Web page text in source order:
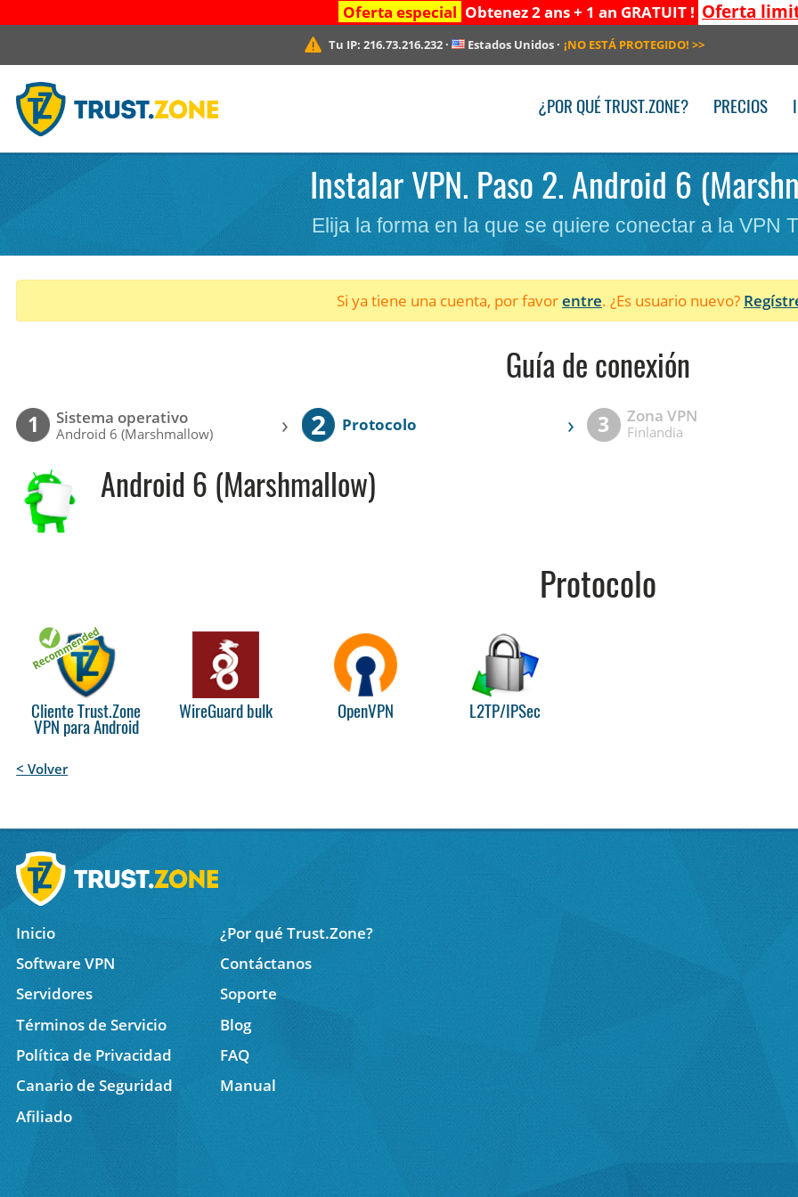
Oferta especial Obtenez 2 ans + 1 an GRATUIT ! Oferta
Tu IP: 216.73.216.232· Estados Unidos· ¡NO ESTÁ PROTEGIDO! >>
¿POR QUÉ TRUST.ZONE? PRECIOS
Instalar VPN. Paso 2. Android 6
Elija la forma en la que se quiere conectar a la VPN
Si ya tiene una cuenta, por favorentre. ¿Es usuario nuevo?
Guía de conexión
1 Sistema operativo
Android 6 (Marshmallow) › 2 Protocolo › 3 Zona VPN
Finlandia
Android 6 (Marshmallow)
Protocolo
Cliente Trust.Zone
VPN para Android
WireGuard bulk OpenVPN L2TP/IPSec
< Volver
Inicio
¿Por qué Trust.Zone?
Software VPN
Contáctanos
Servidores
Soporte
Términos de Servicio
Blog
Política de Privacidad
FAQ
Canario de Seguridad
Manual
Afiliado